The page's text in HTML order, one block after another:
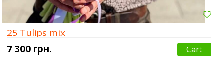
25 Tulips mix
7 300 грн.
Cart